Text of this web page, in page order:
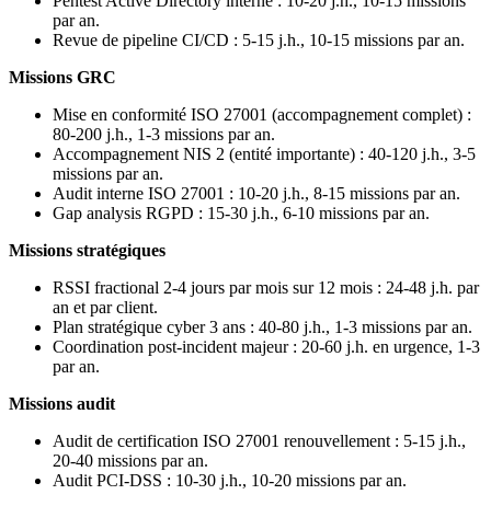
par an.
Revue de pipeline CI/CD : 5-15 j.h., 10-15 missions par an.
Missions GRC
Mise en conformité ISO 27001 (accompagnement complet) :
80-200 j.h., 1-3 missions par an.
Accompagnement NIS 2 (entité importante) : 40-120 j.h., 3-5
missions par an.
Audit interne ISO 27001 : 10-20 j.h., 8-15 missions par an.
Gap analysis RGPD : 15-30 j.h., 6-10 missions par an.
Missions stratégiques
RSSI fractional 2-4 jours par mois sur 12 mois : 24-48 j.h. par
an et par client.
Plan stratégique cyber 3 ans : 40-80 j.h., 1-3 missions par an.
Coordination post-incident majeur : 20-60 j.h. en urgence, 1-3
par an.
Missions audit
Audit de certification ISO 27001 renouvellement : 5-15 j.h.,
20-40 missions par an.
Audit PCI-DSS : 10-30 j.h., 10-20 missions par an.